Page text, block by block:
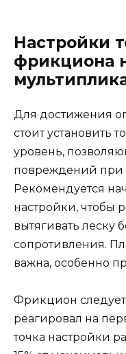
Настройки
фрикциона
Для достижения
стоит установить
уровень,
повреждений при
Рекомендуется
настройки, чтобы
вытягивать леску
сопротивления.
важна, особенно
Фрикцион следует
реагировал на
точка настройки